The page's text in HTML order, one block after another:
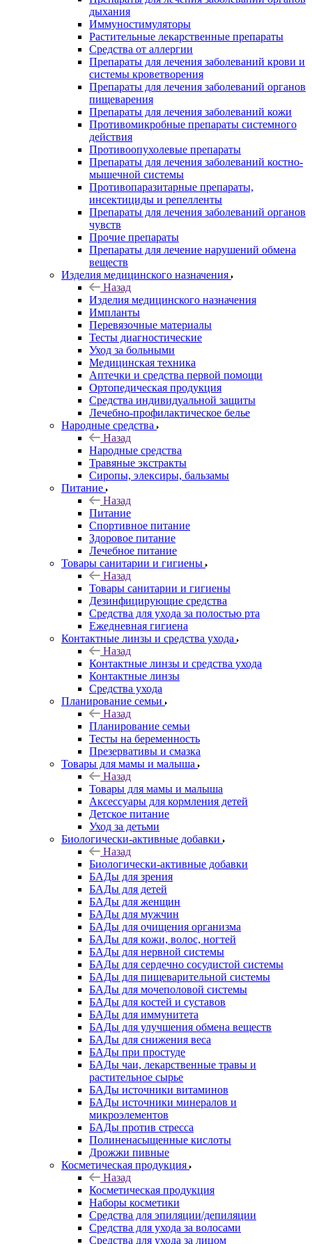
дыхания
Иммуностимуляторы
Растительные лекарственные препараты
Средства от аллергии
Препараты для лечения заболеваний крови и
системы кроветворения
Препараты для лечения заболеваний органов
пищеварения
Препараты для лечения заболеваний кожи
Противомикробные препараты системного
действия
Противоопухолевые препараты
Препараты для лечения заболеваний костно-
мышечной системы
Противопаразитарные препараты,
инсектициды и репелленты
Препараты для лечения заболеваний органов
чувств
Прочие препараты
Препараты для лечение нарушений обмена
веществ
Изделия медицинского назначения
Назад
Изделия медицинского назначения
Импланты
Перевязочные материалы
Тесты диагностические
Уход за больными
Медицинская техника
Аптечки и средства первой помощи
Ортопедическая продукция
Средства индивидуальной защиты
Лечебно-профилактическое белье
Народные средства
Назад
Народные средства
Травяные экстракты
Сиропы, элексиры, бальзамы
Питание
Назад
Питание
Спортивное питание
Здоровое питание
Лечебное питание
Товары санитарии и гигиены
Назад
Товары санитарии и гигиены
Дезинфицирующие средства
Средства для ухода за полостью рта
Ежедневная гигиена
Контактные линзы и средства ухода
Назад
Контактные линзы и средства ухода
Контактные линзы
Средства ухода
Планирование семьи
Назад
Планирование семьи
Тесты на беременность
Презервативы и смазка
Товары для мамы и малыша
Назад
Товары для мамы и малыша
Аксессуары для кормления детей
Детское питание
Уход за детьми
Биологически-активные добавки
Назад
Биологически-активные добавки
БАДы для зрения
БАДы для детей
БАДы для женщин
БАДы для мужчин
БАДы для очищения организма
БАДы для кожи, волос, ногтей
БАДы для нервной системы
БАДы для сердечно сосудистой системы
БАДы для пищеварительной системы
БАДы для мочеполовой системы
БАДы для костей и суставов
БАДы для иммунитета
БАДы для улучшения обмена веществ
БАДы для снижения веса
БАДы при простуде
БАДы чаи, лекарственные травы и
растительное сырье
БАДы источники витаминов
БАДы источники минералов и
микроэлементов
БАДы против стресса
Полиненасыщенные кислоты
Дрожжи пивные
Косметическая продукция
Назад
Косметическая продукция
Наборы косметики
Средства для эпиляции/депиляции
Средства для ухода за волосами
Средства для ухода за лицом